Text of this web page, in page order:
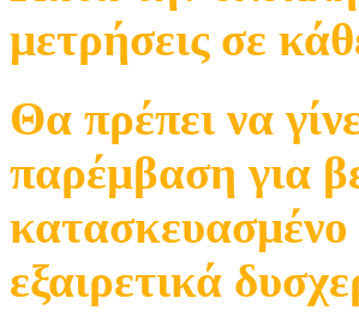
μετρήσεις σε
Θα πρέπει να
παρέμβαση για
κατασκευασμένο
εξαιρετικά